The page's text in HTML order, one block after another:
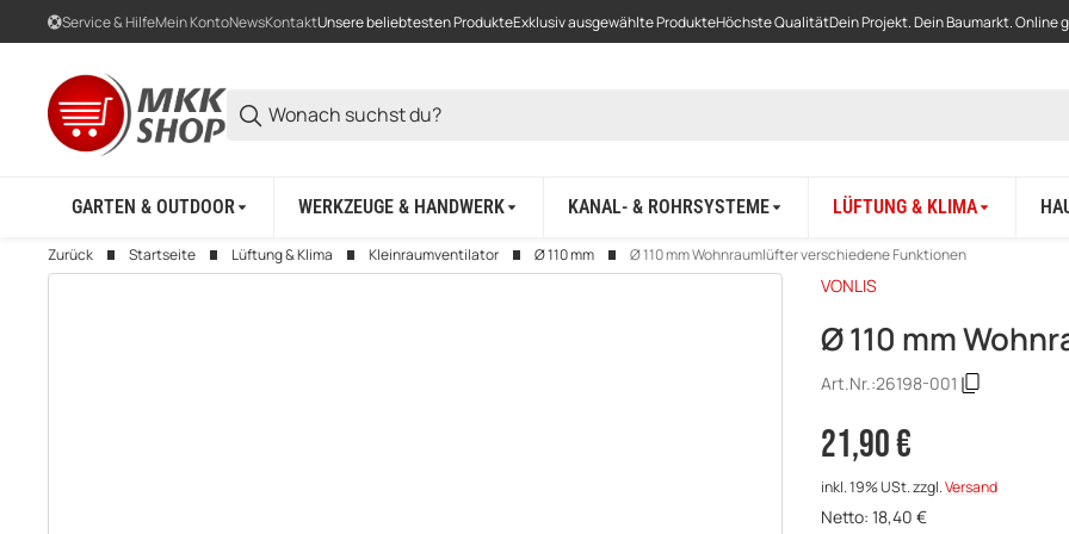
Service & HilfeMein KontoNewsKontaktUnsere beliebtesten ProdukteExklusiv ausgewählte ProdukteHöchste QualitätDein Projekt. Dein Baumarkt. Online
GARTEN & OUTDOOR WERKZEUGE & HANDWERK KANAL- & ROHRSYSTEME LÜFTUNG & KLIMA
Zurück Startseite Lüftung & Klima Kleinraumventilator Ø 110 mm Ø 110 mm Wohnraumlüfter verschiedene Funktionen
VONLIS
Ø 110 mm
Art.Nr.:26198-001
21,90 €
inkl. 19% USt.zzgl.Versand
Netto: 18,40 €